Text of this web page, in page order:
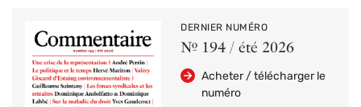
DERNIER NUMÉRO
Nº 194 / été 2026
Acheter / télécharger le
numéro